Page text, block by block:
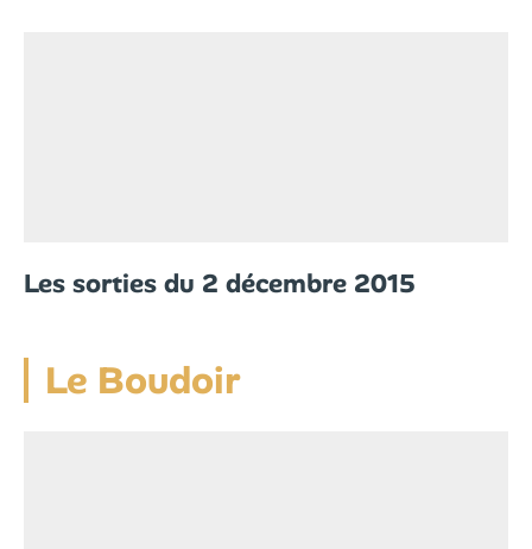
Les sorties du 2 décembre 2015
Le Boudoir